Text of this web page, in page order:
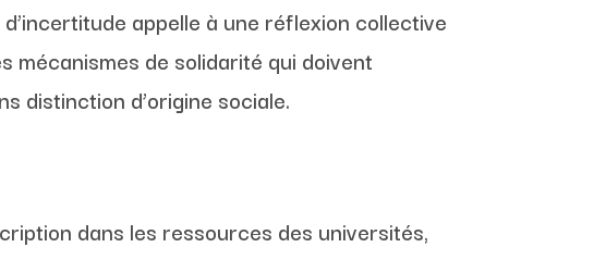
appelle à une réflexion collective
mécanismes de solidarité qui doivent
distinction d’origine sociale.
dans les ressources des universités,